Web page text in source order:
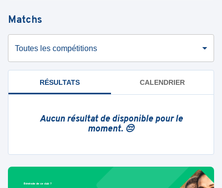
Matchs
Toutes les compétitions
RÉSULTATS CALENDRIER
Aucun résultat de disponible pour le
moment. 😔
Bénévole de ce club ?